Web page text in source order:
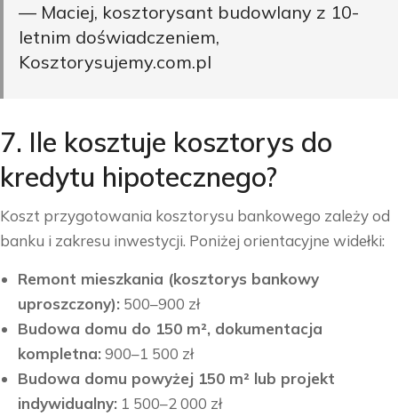
— Maciej, kosztorysant budowlany z 10-
letnim doświadczeniem,
Kosztorysujemy.com.pl
7. Ile kosztuje kosztorys do
kredytu hipotecznego?
Koszt przygotowania kosztorysu bankowego zależy od
banku i zakresu inwestycji. Poniżej orientacyjne widełki:
Remont mieszkania (kosztorys bankowy
uproszczony): 500–900 zł
Budowa domu do 150 m², dokumentacja
kompletna: 900–1 500 zł
Budowa domu powyżej 150 m² lub projekt
indywidualny: 1 500–2 000 zł